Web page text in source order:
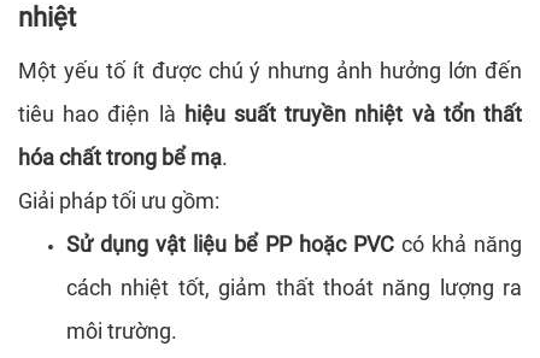
nhiệt
Một yếu tố ít được chú ý nhưng ảnh hưởng lớn đến
tiêu hao điện là hiệu suất truyền nhiệt và tổn thất
hóa chất trong bể mạ.
Giải pháp tối ưu gồm:
Sử dụng vật liệu bể PP hoặc PVC có khả năng
cách nhiệt tốt, giảm thất thoát năng lượng ra
môi trường.